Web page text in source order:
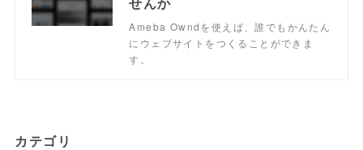
Ameba Owndを使えば、誰でもかんたん
にウェブサイトをつくることができま
す。
カテゴリ